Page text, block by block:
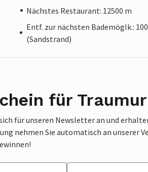
Nächstes Restaurant: 12500 m
Entf. zur nächsten Bademöglk.:
(Sandstrand)
für
für unseren Newsletter an und
nehmen Sie automatisch an unserer